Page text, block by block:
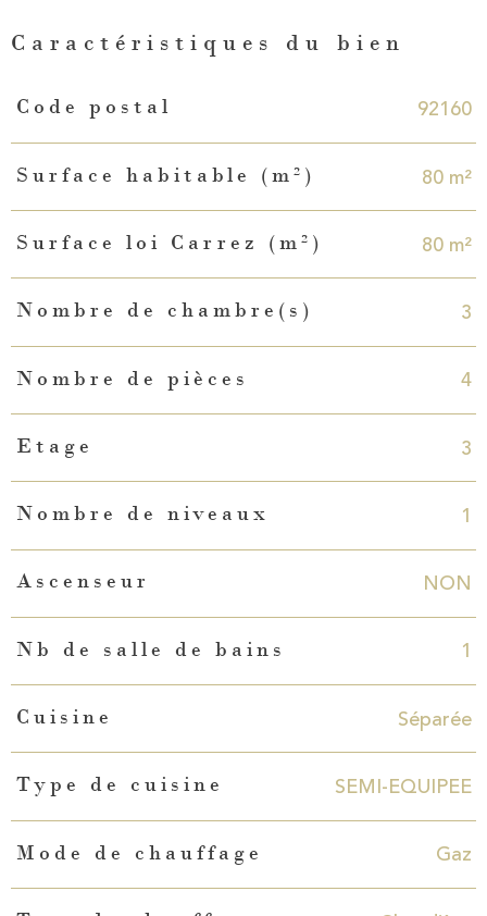
Caractéristiques du bien
Caractéristiques
Code postal 92160
Surface habitable (m²) 80 m²
Surface loi Carrez (m²) 80 m²
Nombre de chambre(s) 3
Nombre de pièces 4
Etage 3
Nombre de niveaux 1
Ascenseur NON
Nb de salle de bains 1
Cuisine Séparée
Type de cuisine SEMI-EQUIPEE
Mode de chauffage Gaz